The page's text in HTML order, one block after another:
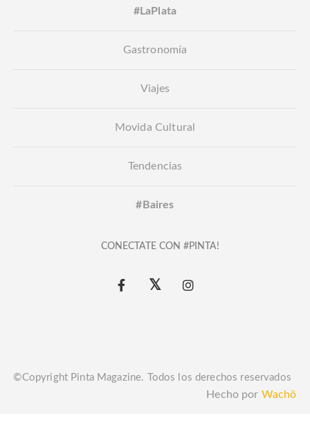
#LaPlata
Gastronomía
Viajes
Movida Cultural
Tendencias
#Baires
CONECTATE CON #PINTA!
©Copyright Pinta Magazine. Todos los derechos reservados
Hecho por Wachö